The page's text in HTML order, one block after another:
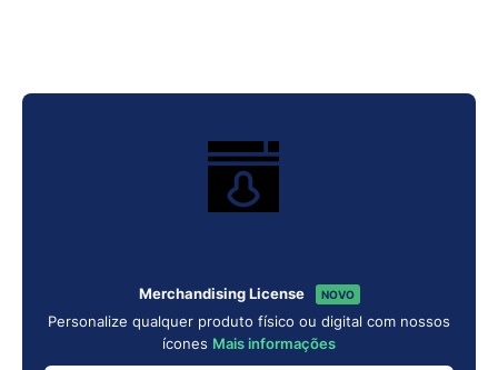
Merchandising License NOVO
Personalize qualquer produto físico ou digital com nossos
ícones Mais informações